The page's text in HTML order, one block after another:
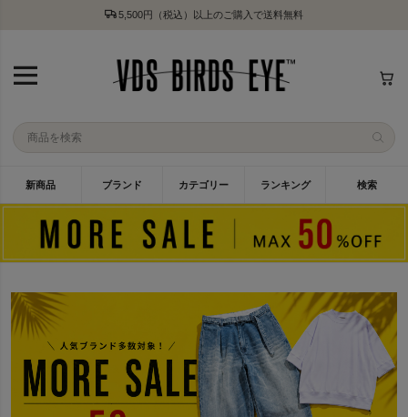
5,500円（税込）以上のご購入で送料無料
新商品 ブランド カテゴリー ランキング 検索